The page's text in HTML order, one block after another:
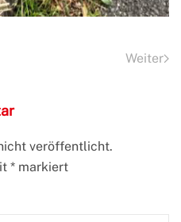
Weiter
veröffentlicht.
* markiert